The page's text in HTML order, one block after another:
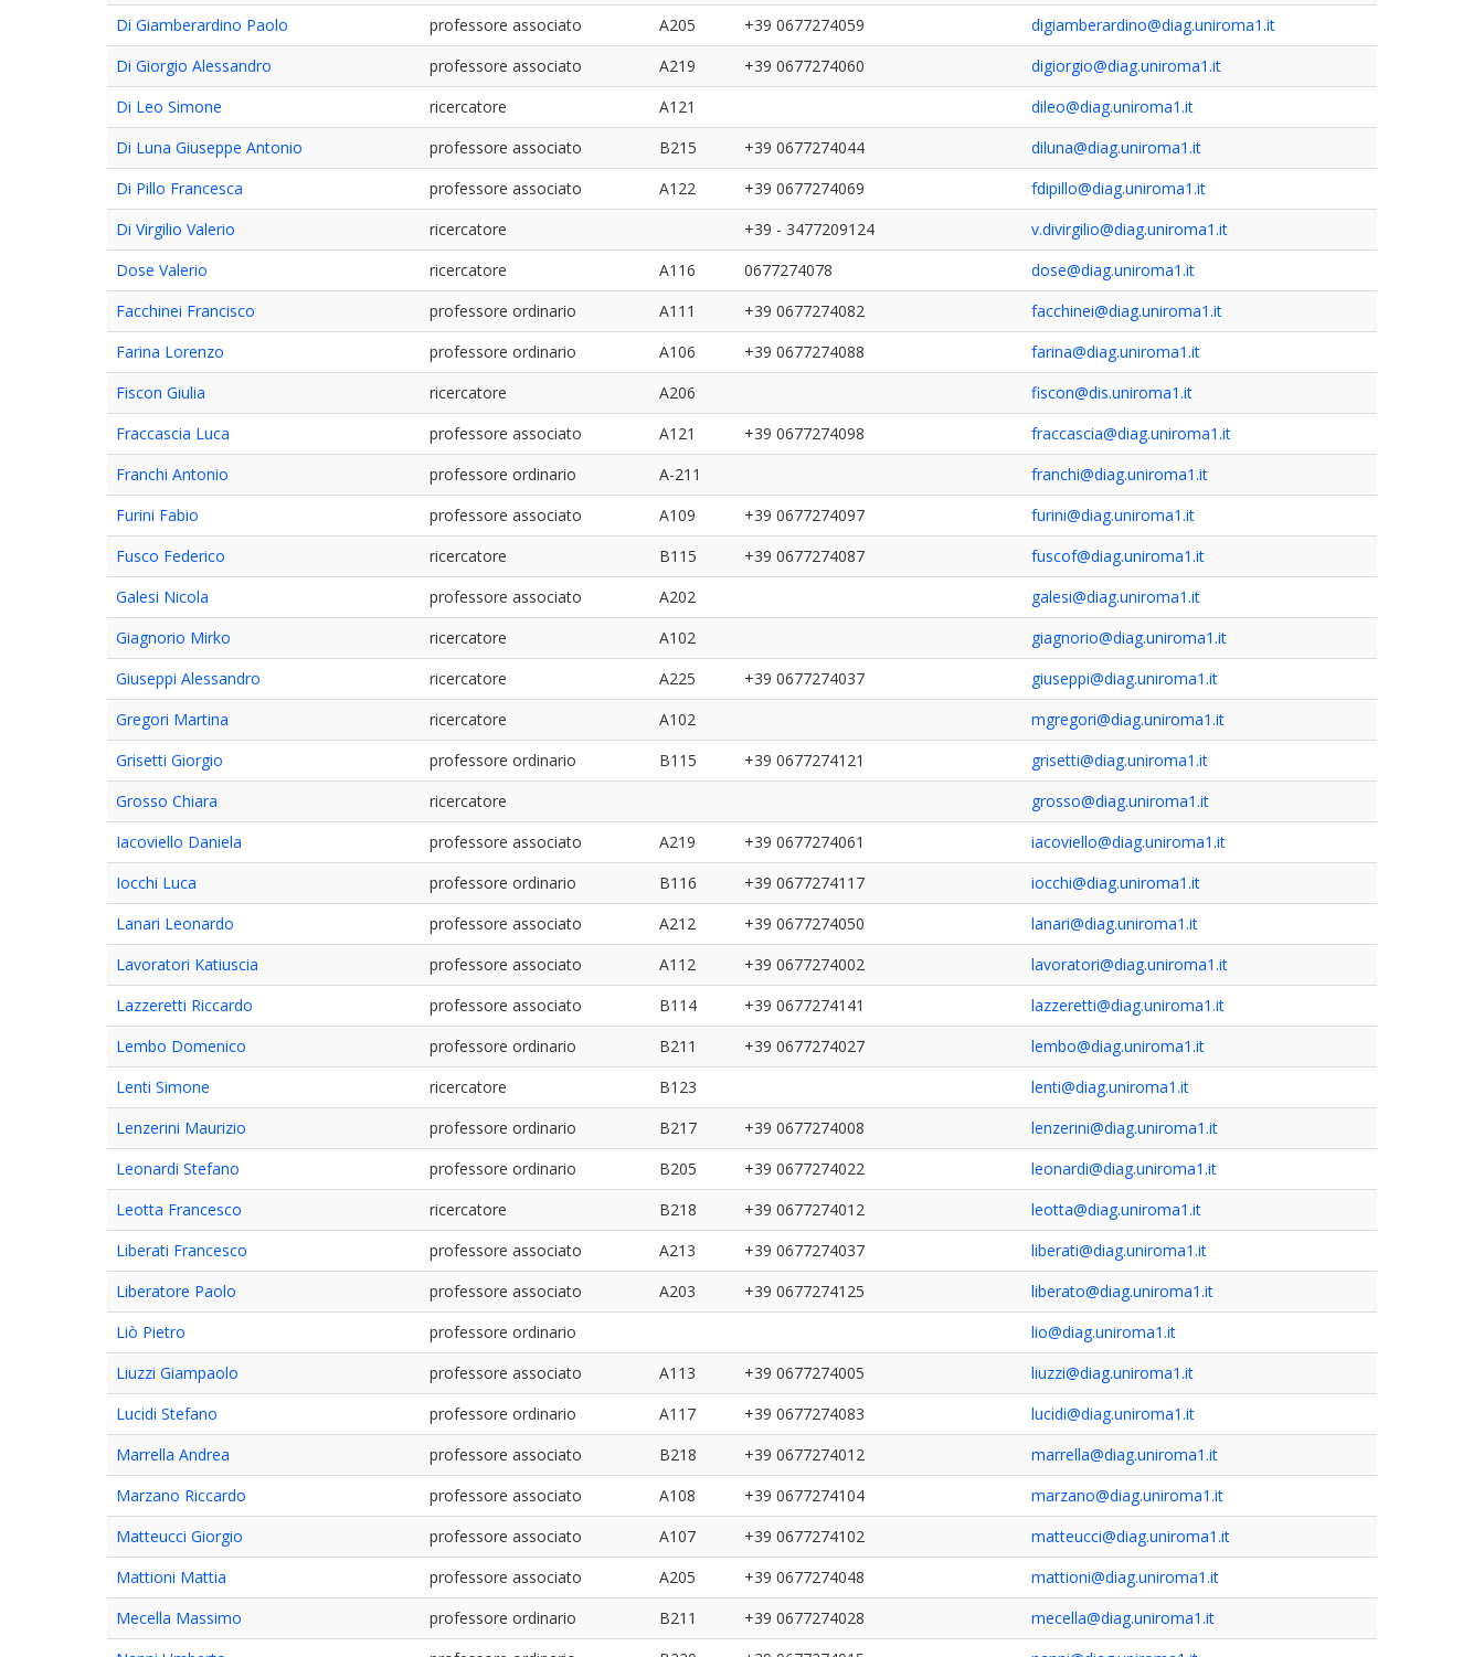
Di Giamberardino Paolo
professore associato A205 +39 0677274059
digiamberardino@diag.uniroma1.it
Di Giorgio Alessandro
professore associato A219 +39 0677274060
digiorgio@diag.uniroma1.it
Di Leo Simone
ricercatore A121
dileo@diag.uniroma1.it
Di Luna Giuseppe Antonio
professore associato B215 +39 0677274044
diluna@diag.uniroma1.it
Di Pillo Francesca
professore associato A122 +39 0677274069
fdipillo@diag.uniroma1.it
Di Virgilio Valerio
ricercatore +39 - 3477209124
v.divirgilio@diag.uniroma1.it
Dose Valerio
ricercatore A116 0677274078
dose@diag.uniroma1.it
Facchinei Francisco
professore ordinario A111 +39 0677274082
facchinei@diag.uniroma1.it
Farina Lorenzo
professore ordinario A106 +39 0677274088
farina@diag.uniroma1.it
Fiscon Giulia
ricercatore A206
fiscon@dis.uniroma1.it
Fraccascia Luca
professore associato A121 +39 0677274098
fraccascia@diag.uniroma1.it
Franchi Antonio
professore ordinario A-211
franchi@diag.uniroma1.it
Furini Fabio
professore associato A109 +39 0677274097
furini@diag.uniroma1.it
Fusco Federico
ricercatore B115 +39 0677274087
fuscof@diag.uniroma1.it
Galesi Nicola
professore associato A202
galesi@diag.uniroma1.it
Giagnorio Mirko
ricercatore A102
giagnorio@diag.uniroma1.it
Giuseppi Alessandro
ricercatore A225 +39 0677274037
giuseppi@diag.uniroma1.it
Gregori Martina
ricercatore A102
mgregori@diag.uniroma1.it
Grisetti Giorgio
professore ordinario B115 +39 0677274121
grisetti@diag.uniroma1.it
Grosso Chiara
ricercatore
grosso@diag.uniroma1.it
Iacoviello Daniela
professore associato A219 +39 0677274061
iacoviello@diag.uniroma1.it
Iocchi Luca
professore ordinario B116 +39 0677274117
iocchi@diag.uniroma1.it
Lanari Leonardo
professore associato A212 +39 0677274050
lanari@diag.uniroma1.it
Lavoratori Katiuscia
professore associato A112 +39 0677274002
lavoratori@diag.uniroma1.it
Lazzeretti Riccardo
professore associato B114 +39 0677274141
lazzeretti@diag.uniroma1.it
Lembo Domenico
professore ordinario B211 +39 0677274027
lembo@diag.uniroma1.it
Lenti Simone
ricercatore B123
lenti@diag.uniroma1.it
Lenzerini Maurizio
professore ordinario B217 +39 0677274008
lenzerini@diag.uniroma1.it
Leonardi Stefano
professore ordinario B205 +39 0677274022
leonardi@diag.uniroma1.it
Leotta Francesco
ricercatore B218 +39 0677274012
leotta@diag.uniroma1.it
Liberati Francesco
professore associato A213 +39 0677274037
liberati@diag.uniroma1.it
Liberatore Paolo
professore associato A203 +39 0677274125
liberato@diag.uniroma1.it
Liò Pietro
professore ordinario
lio@diag.uniroma1.it
Liuzzi Giampaolo
professore associato A113 +39 0677274005
liuzzi@diag.uniroma1.it
Lucidi Stefano
professore ordinario A117 +39 0677274083
lucidi@diag.uniroma1.it
Marrella Andrea
professore associato B218 +39 0677274012
marrella@diag.uniroma1.it
Marzano Riccardo
professore associato A108 +39 0677274104
marzano@diag.uniroma1.it
Matteucci Giorgio
professore associato A107 +39 0677274102
matteucci@diag.uniroma1.it
Mattioni Mattia
professore associato A205 +39 0677274048
mattioni@diag.uniroma1.it
Mecella Massimo
professore ordinario B211 +39 0677274028
mecella@diag.uniroma1.it